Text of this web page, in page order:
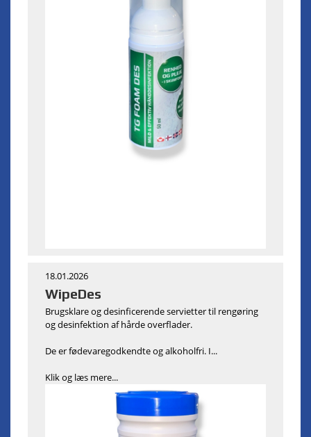
18.01.2026
WipeDes
Brugsklare og desinficerende servietter til rengøring
og desinfektion af hårde overflader.
De er fødevaregodkendte og alkoholfri. I...
Klik og læs mere...